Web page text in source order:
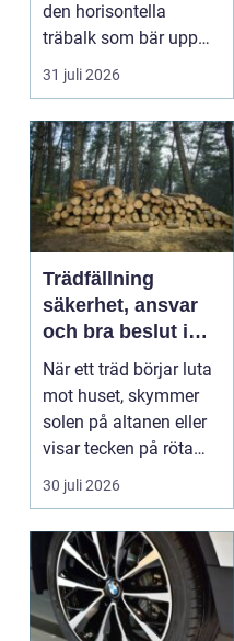
den horisontella
träbalk som bär upp
väggarna mot pla...
31 juli 2026
Trädfällning
säkerhet, ansvar
och bra beslut i
trädgården
När ett träd börjar luta
mot huset, skymmer
solen på altanen eller
visar tecken på röta
uppstår ofta...
30 juli 2026